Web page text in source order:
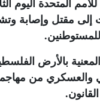
المتحدة اليوم
مقتل وإصابة
للمستوطنين.
بالأرض
والعسكري من
.